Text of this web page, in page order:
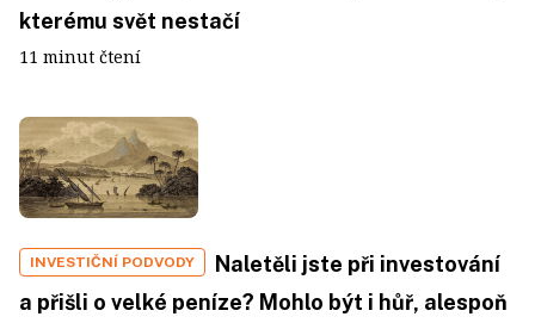
kterému svět nestačí
11 minut čtení
INVESTIČNÍ PODVODY
Naletěli jste při investování
a přišli o velké peníze? Mohlo být i hůř, alespoň